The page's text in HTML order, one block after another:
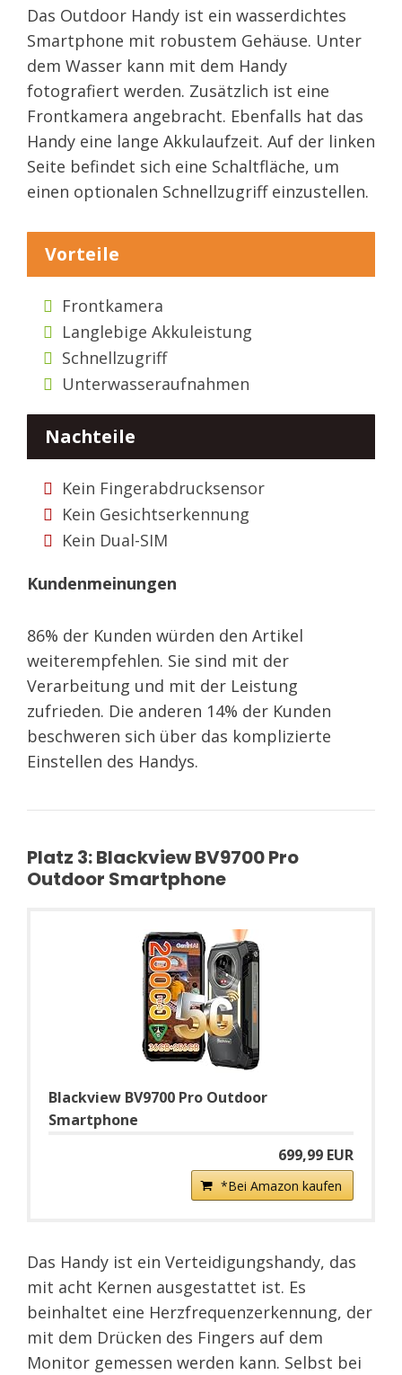
Das Outdoor Handy ist ein wasserdichtes
Smartphone mit robustem Gehäuse. Unter
dem Wasser kann mit dem Handy
fotografiert werden. Zusätzlich ist eine
Frontkamera angebracht. Ebenfalls hat das
Handy eine lange Akkulaufzeit. Auf der linken
Seite befindet sich eine Schaltfläche, um
einen optionalen Schnellzugriff einzustellen.
Vorteile
Frontkamera
Langlebige Akkuleistung
Schnellzugriff
Unterwasseraufnahmen
Nachteile
Kein Fingerabdrucksensor
Kein Gesichtserkennung
Kein Dual-SIM
Kundenmeinungen
86% der Kunden würden den Artikel
weiterempfehlen. Sie sind mit der
Verarbeitung und mit der Leistung
zufrieden. Die anderen 14% der Kunden
beschweren sich über das komplizierte
Einstellen des Handys.
Platz 3: Blackview BV9700 Pro
Outdoor Smartphone
Blackview BV9700 Pro Outdoor
Smartphone
699,99 EUR
*Bei Amazon kaufen
Das Handy ist ein Verteidigungshandy, das
mit acht Kernen ausgestattet ist. Es
beinhaltet eine Herzfrequenzerkennung, der
mit dem Drücken des Fingers auf dem
Monitor gemessen werden kann. Selbst bei